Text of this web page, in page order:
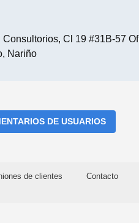
Cl 19 #31B-57
Nariño
DE USUARIOS
de clientes Contacto